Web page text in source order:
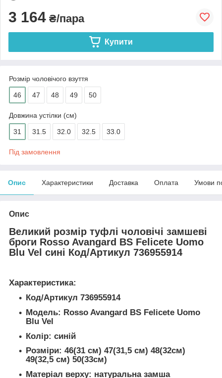
3 164 ₴/пара
Купити
Розмір чоловічого взуття
46 47 48 49 50
Довжина устілки (см)
31 31.5 32.0 32.5 33.0
Під замовлення
Опис Характеристики Доставка Оплата Умови
Опис
Великий розмір туфлі чоловічі замшеві
броги Rosso Avangard BS Felicete Uomo
Blu Vel сині Код/Артикул 736955914
Характеристика:
Код/Артикул 736955914
Модель: Rosso Avangard BS Felicete Uomo
Blu Vel
Колір: синій
Розміри: 46(31 см) 47(31,5 см) 48(32см)
49(32,5 см) 50(33см)
Матеріал верху: натуральна замша